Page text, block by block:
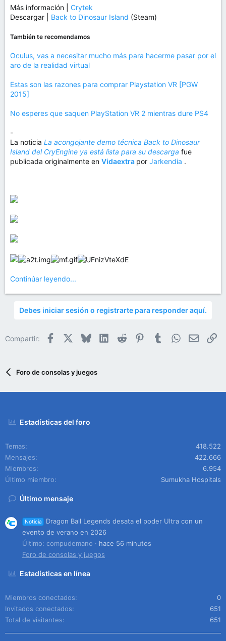
Más información | Crytek
Descargar | Back to Dinosaur Island (Steam)
También te recomendamos
Oculus, vas a necesitar mucho más para hacerme pasar por el
aro de la realidad virtual
Estas son las razones para comprar Playstation VR [PGW
2015]
No esperes que saquen PlayStation VR 2 mientras dure PS4
-
La noticia La acongojante demo técnica Back to Dinosaur
Island del CryEngine ya está lista para su descarga fue
publicada originalmente en Vidaextra por Jarkendia .
Continúar leyendo...
Debes iniciar sesión o registrarte para responder aquí.
Compartir: Facebook BlueskyLinkedIn
Reddit PinterestTumblrWhatsApp
Email
Foro de consolas y juegos
Estadísticas del foro
Temas
418.522
Mensajes
422.666
Miembros
6.954
Último miembro
Sumukha Hospitals
Último mensaje
Noticia
Dragon Ball Legends desata el poder Ultra con un
evento de verano en 2026
Último: compudemano
hace 56 minutos
Foro de consolas y juegos
Estadísticas en línea
Miembros conectados
0
Invitados conectados
651
Total de visitantes
651